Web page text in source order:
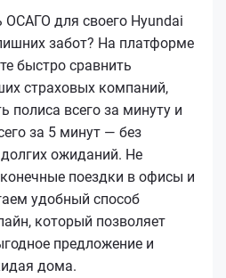
для своего Hyundai
забот? На платформе
быстро сравнить
страховых компаний,
полиса всего за минуту и
за 5 минут — без
ожиданий. Не
поездки в офисы и
удобный способ
который позволяет
предложение и
дома.